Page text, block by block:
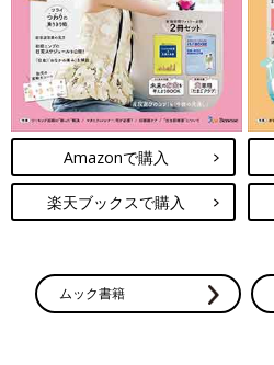
Amazonで購入
楽天ブックスで購入
ムック書籍